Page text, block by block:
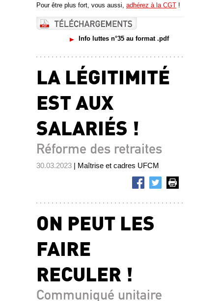
Pour être plus fort, vous aussi, adhérez à la CGT !
Info luttes n°35 au format .pdf
LA LÉGITIMITÉ
EST AUX
SALARIÉS !
Réforme des retraites
30.03.2023 | Maîtrise et cadres UFCM
ON PEUT LES
FAIRE
RECULER !
Communiqué unitaire